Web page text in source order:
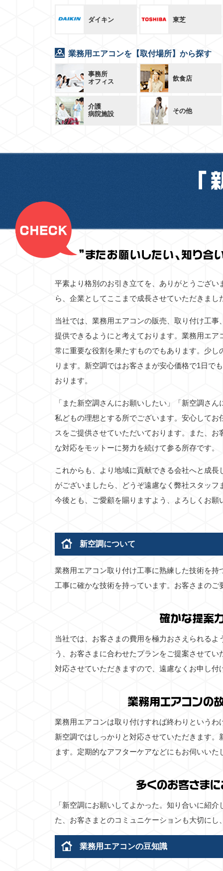
ダイキン 東芝
業務用エアコンを【取付場所】から探す
事務所
オフィス
飲食店
介護
病院施設
その他
平素より格別のお引き立てを、ありがとうござ
ら、企業としてここまで成長させていただきまし
当社では、業務用エアコンの販売、取り付け工
提供できるようにと考えております。業務用エ
常に重要な役割を果たすものでもあります。少
ります。新空調ではお客さまが安心価格で1日で
おります。
「また新空調さんにお願いしたい」「新空調さ
私どもの理想とする所でございます。安心して
スをご提供させていただいております。また、
な対応をモットーに努力を続けて参る所存です。
これからも、より地域に貢献できる会社へと成
がございましたら、どうぞ遠慮なく弊社スタッ
今後とも、ご愛顧を賜りますよう、よろしくお願
新空調について
業務用エアコン取り付け工事に熟練した技術を
工事に確かな技術を持っています。お客さまの
確かな提案
当社では、お客さまの費用を極力おさえられる
う、お客さまに合わせたプランをご提案させて
対応させていただきますので、遠慮なくお申し付
業務用エアコンの
業務用エアコンは取り付けすれば終わりという
新空調ではしっかりと対応させていただきます
ます。定期的なアフターケアなどにもお伺いい
多くのお客さま
「新空調にお願いしてよかった。知り合いに紹
た、お客さまとのコミュニケーションも大切に
業務用エアコンの豆知識